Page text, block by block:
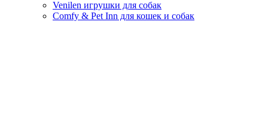
Venilen игрушки для собак
Comfy & Pet Inn для кошек и собак